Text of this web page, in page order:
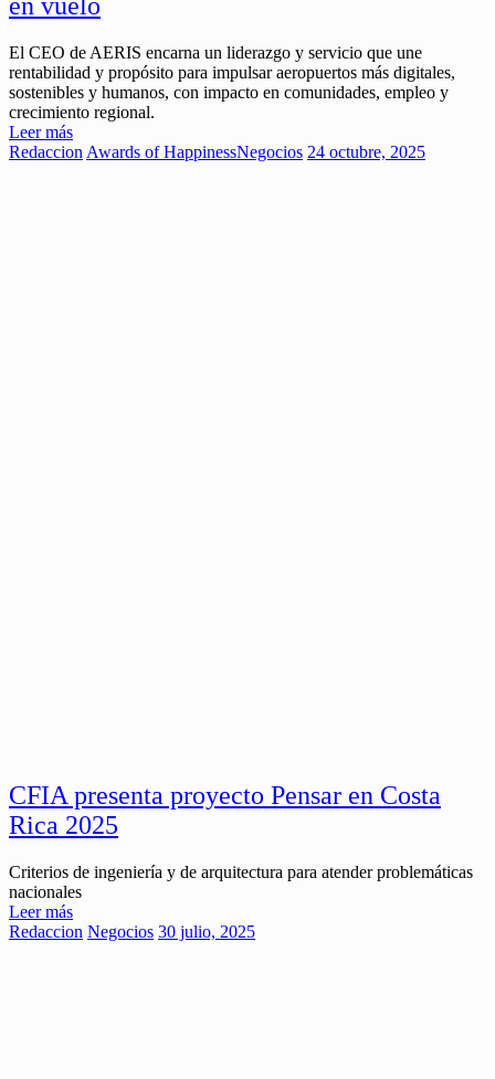
en vuelo
El CEO de AERIS encarna un liderazgo y servicio que une
rentabilidad y propósito para impulsar aeropuertos más digitales,
sostenibles y humanos, con impacto en comunidades, empleo y
crecimiento regional.
Leer más
Redaccion Awards of HappinessNegocios 24 octubre, 2025
CFIA presenta proyecto Pensar en Costa
Rica 2025
Criterios de ingeniería y de arquitectura para atender problemáticas
nacionales
Leer más
Redaccion Negocios 30 julio, 2025